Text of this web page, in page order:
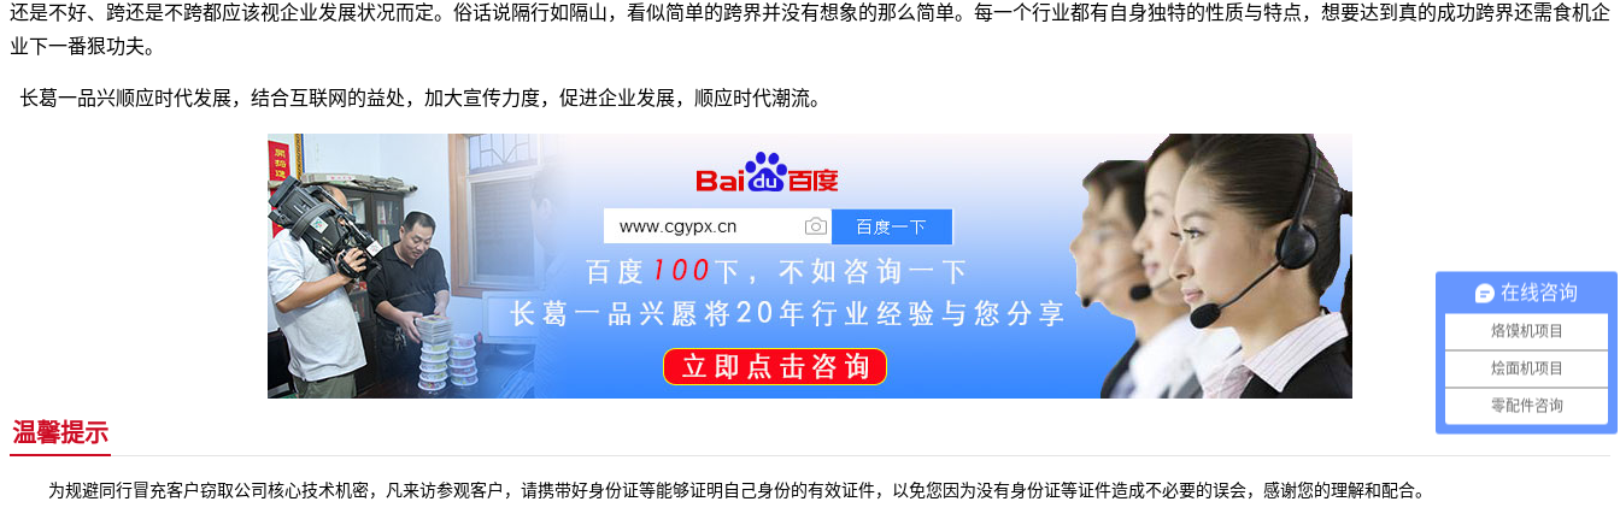
还是不好、跨还是不跨都应该视企业发展状况而定。俗话说隔行如隔山，看似简单的跨界并没有想象的那么简单。每一个行业都有自身独特的性质与特点，想要达到真的成功跨界还需食机企
业下一番狠功夫。
长葛一品兴顺应时代发展，结合互联网的益处，加大宣传力度，促进企业发展，顺应时代潮流。
温馨提示
为规避同行冒充客户窃取公司核心技术机密，凡来访参观客户，请携带好身份证等能够证明自己身份的有效证件，以免您因为没有身份证等证件造成不必要的误会，感谢您的理解和配合。
在线咨询
烙馍机项目
烩面机项目
零配件咨询